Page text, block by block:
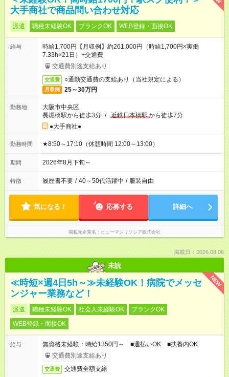
大手商社で商品問い合わせ対応
派遣 職種未経験OK ブランクOK WEB登録・面接OK
給与
時給1,700円【月収例】約261,000円（時給1,700円×実働
7.33h×21日）+交通費
交通費別途支給あり
交通費 ○通勤交通費の支給あり（当社規定による）
月収例 25～30万円
勤務地
大阪市中央区
長堀橋駅から徒歩3分 / 近鉄日本橋駅から徒歩7分
●大手商社●
勤務時間 ★8:50～17:10（休憩時間 12:00～13:00）
期間 2026年8月下旬～
特徴 履歴書不要 / 40～50代活躍中 / 服装自由
気になる！ 応募する 詳細へ
掲載元企業名 ヒューマンリソシア株式会社
掲載日：2026.08.06
未読
NEW
≪時短×週4日5h～≫未経験OK！病院でメッセ
ンジャー業務など！
派遣 職種未経験OK 社会人未経験OK
ブランクOK
WEB登録・面接OK
給与
無資格未経験：時給1350円～ ■週払いOK ■扶養内OK
交通費別途支給あり
交通費 交通費全額支給